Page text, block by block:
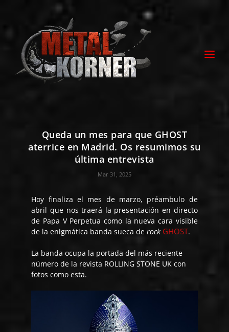
Queda un mes para que GHOST
aterrice en Madrid. Os resumimos su
última entrevista
Mar 31, 2025
Hoy finaliza el mes de marzo, préambulo de
abril que nos traerá la presentación en directo
de Papa V Perpetua como la nueva cara visible
de la enigmática banda sueca derock GHOST.
La banda ocupa la portada del más reciente
número de la revista ROLLING STONE UK con
fotos como esta.